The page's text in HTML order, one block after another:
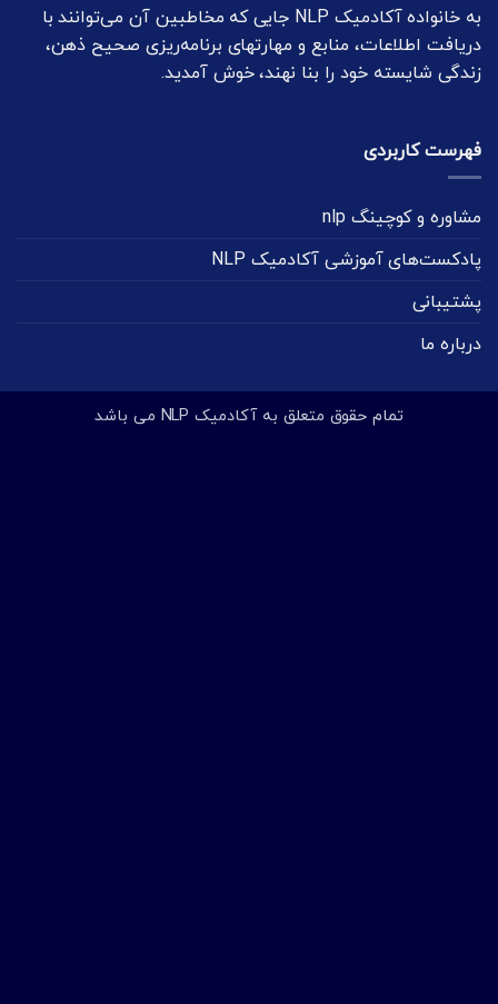
به خانواده آکادمیک NLP جایی که مخاطبین آن می‌توانند با
دریافت اطلاعات، منابع و مهارتهای برنامه‌ریزی صحیح ذهن،
زندگی شایسته خود را بنا نهند، خوش آمدید.
فهرست کاربردی
مشاوره و کوچینگ nlp
پادکست‌های آموزشی آکادمیک NLP
پشتیبانی
درباره ما
تمام حقوق متعلق به آکادمیک NLP می باشد